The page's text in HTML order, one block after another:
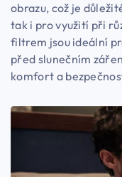
obrazu, což je
tak i pro využití při
filtrem jsou ideální
před slunečním
komfort a